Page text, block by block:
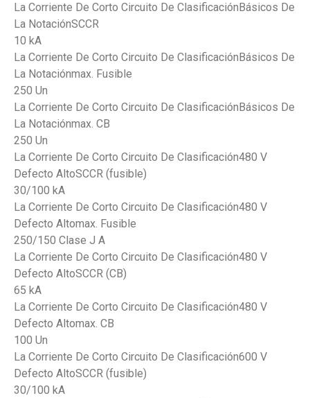
La Corriente De Corto Circuito De ClasificaciónBásicos De
La NotaciónSCCR
10 kA
La Corriente De Corto Circuito De ClasificaciónBásicos De
La Notaciónmax. Fusible
250 Un
La Corriente De Corto Circuito De ClasificaciónBásicos De
La Notaciónmax. CB
250 Un
La Corriente De Corto Circuito De Clasificación480 V
Defecto AltoSCCR (fusible)
30/100 kA
La Corriente De Corto Circuito De Clasificación480 V
Defecto Altomax. Fusible
250/150 Clase J A
La Corriente De Corto Circuito De Clasificación480 V
Defecto AltoSCCR (CB)
65 kA
La Corriente De Corto Circuito De Clasificación480 V
Defecto Altomax. CB
100 Un
La Corriente De Corto Circuito De Clasificación600 V
Defecto AltoSCCR (fusible)
30/100 kA